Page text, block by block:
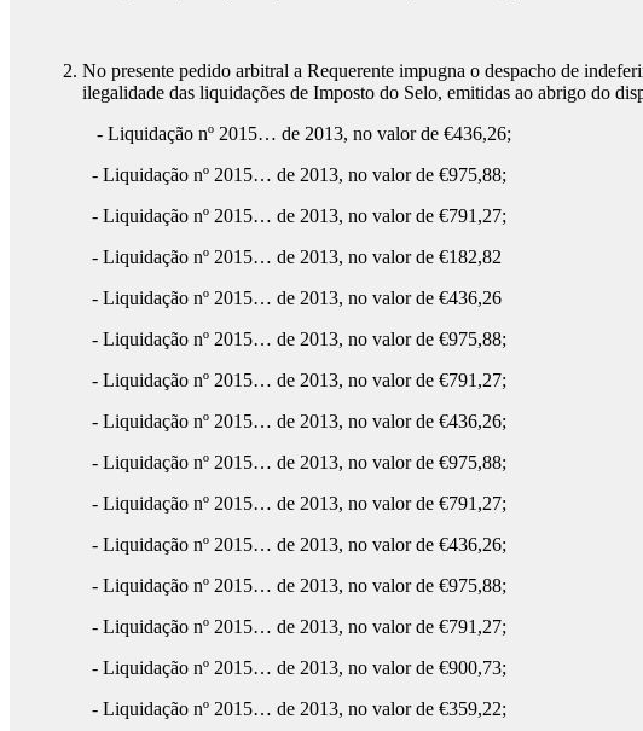
No presente pedido arbitral a Requerente impugna o despacho de
ilegalidade das liquidações de Imposto do Selo, emitidas ao abrigo do
- Liquidação nº 2015… de 2013, no valor de €436,26;
- Liquidação nº 2015… de 2013, no valor de €975,88;
- Liquidação nº 2015… de 2013, no valor de €791,27;
- Liquidação nº 2015… de 2013, no valor de €182,82
- Liquidação nº 2015… de 2013, no valor de €436,26
- Liquidação nº 2015… de 2013, no valor de €975,88;
- Liquidação nº 2015… de 2013, no valor de €791,27;
- Liquidação nº 2015… de 2013, no valor de €436,26;
- Liquidação nº 2015… de 2013, no valor de €975,88;
- Liquidação nº 2015… de 2013, no valor de €791,27;
- Liquidação nº 2015… de 2013, no valor de €436,26;
- Liquidação nº 2015… de 2013, no valor de €975,88;
- Liquidação nº 2015… de 2013, no valor de €791,27;
- Liquidação nº 2015… de 2013, no valor de €900,73;
- Liquidação nº 2015… de 2013, no valor de €359,22;